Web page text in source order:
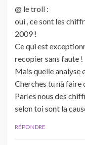
@ le troll :
oui , ce sont les
2009 !
Ce qui est
recopier sans faute !
Mais quelle analyse
Cherches tu nà faire
Parles nous des
selon toi sont la
RÉPONDRE